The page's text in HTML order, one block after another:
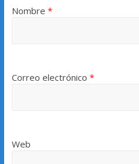
Nombre *
Correo electrónico *
Web